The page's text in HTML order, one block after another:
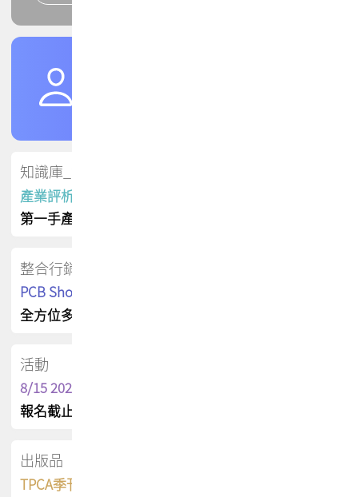
知識庫_會員專屬
產業評析報告
第一手產業資訊
整合行銷
PCB Shop 採購指南
全方位多元曝光方案
活動
8/15 2026 TPCA健康盃保齡球聯誼賽
報名截止日 : 8/3 活動日期 : 8/15
出版品
TPCA季刊 FREE 線上版